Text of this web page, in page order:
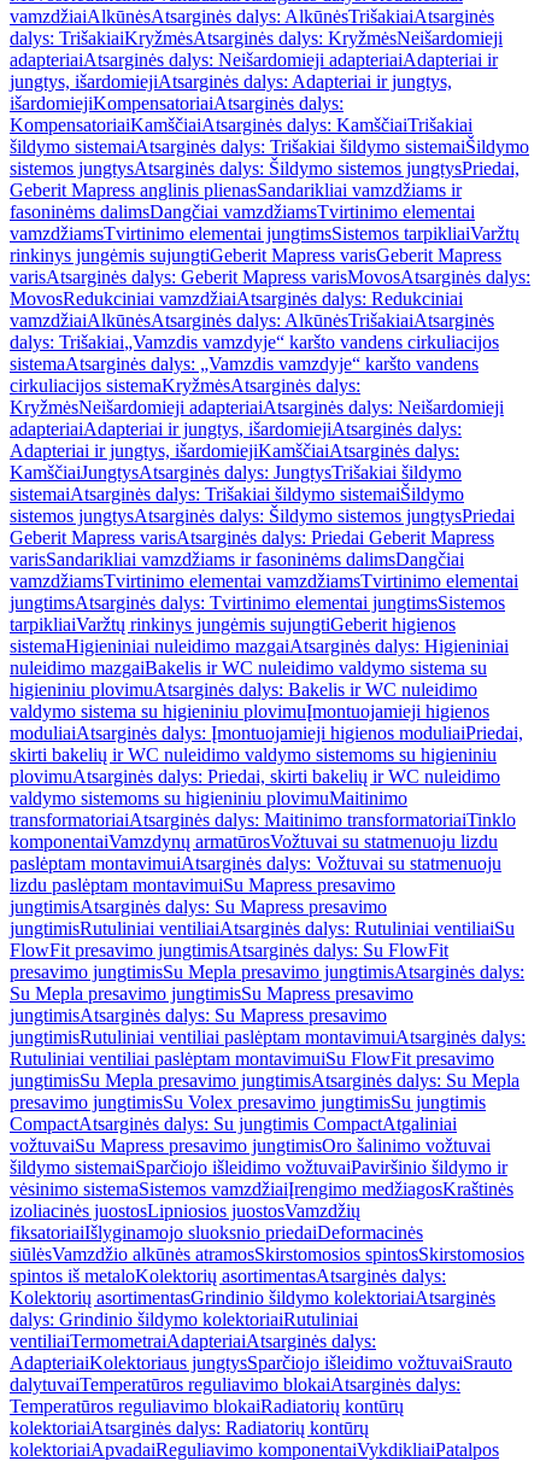
vamzdžiaiAlkūnėsAtsarginės dalys: AlkūnėsTrišakiaiAtsarginės
dalys: TrišakiaiKryžmėsAtsarginės dalys: KryžmėsNeišardomieji
adapteriaiAtsarginės dalys: Neišardomieji adapteriaiAdapteriai ir
jungtys, išardomiejiAtsarginės dalys: Adapteriai ir jungtys,
išardomiejiKompensatoriaiAtsarginės dalys:
KompensatoriaiKamščiaiAtsarginės dalys: KamščiaiTrišakiai
šildymo sistemaiAtsarginės dalys: Trišakiai šildymo sistemaiŠildymo
sistemos jungtysAtsarginės dalys: Šildymo sistemos jungtysPriedai,
Geberit Mapress anglinis plienasSandarikliai vamzdžiams ir
fasoninėms dalimsDangčiai vamzdžiamsTvirtinimo elementai
vamzdžiamsTvirtinimo elementai jungtimsSistemos tarpikliaiVaržtų
rinkinys jungėmis sujungtiGeberit Mapress varisGeberit Mapress
varisAtsarginės dalys: Geberit Mapress varisMovosAtsarginės dalys:
MovosRedukciniai vamzdžiaiAtsarginės dalys: Redukciniai
vamzdžiaiAlkūnėsAtsarginės dalys: AlkūnėsTrišakiaiAtsarginės
dalys: Trišakiai„Vamzdis vamzdyje“ karšto vandens cirkuliacijos
sistemaAtsarginės dalys: „Vamzdis vamzdyje“ karšto vandens
cirkuliacijos sistemaKryžmėsAtsarginės dalys:
KryžmėsNeišardomieji adapteriaiAtsarginės dalys: Neišardomieji
adapteriaiAdapteriai ir jungtys, išardomiejiAtsarginės dalys:
Adapteriai ir jungtys, išardomiejiKamščiaiAtsarginės dalys:
KamščiaiJungtysAtsarginės dalys: JungtysTrišakiai šildymo
sistemaiAtsarginės dalys: Trišakiai šildymo sistemaiŠildymo
sistemos jungtysAtsarginės dalys: Šildymo sistemos jungtysPriedai
Geberit Mapress varisAtsarginės dalys: Priedai Geberit Mapress
varisSandarikliai vamzdžiams ir fasoninėms dalimsDangčiai
vamzdžiamsTvirtinimo elementai vamzdžiamsTvirtinimo elementai
jungtimsAtsarginės dalys: Tvirtinimo elementai jungtimsSistemos
tarpikliaiVaržtų rinkinys jungėmis sujungtiGeberit higienos
sistemaHigieniniai nuleidimo mazgaiAtsarginės dalys: Higieniniai
nuleidimo mazgaiBakelis ir WC nuleidimo valdymo sistema su
higieniniu plovimuAtsarginės dalys: Bakelis ir WC nuleidimo
valdymo sistema su higieniniu plovimuĮmontuojamieji higienos
moduliaiAtsarginės dalys: Įmontuojamieji higienos moduliaiPriedai,
skirti bakelių ir WC nuleidimo valdymo sistemoms su higieniniu
plovimuAtsarginės dalys: Priedai, skirti bakelių ir WC nuleidimo
valdymo sistemoms su higieniniu plovimuMaitinimo
transformatoriaiAtsarginės dalys: Maitinimo transformatoriaiTinklo
komponentaiVamzdynų armatūrosVožtuvai su statmenuoju lizdu
paslėptam montavimuiAtsarginės dalys: Vožtuvai su statmenuoju
lizdu paslėptam montavimuiSu Mapress presavimo
jungtimisAtsarginės dalys: Su Mapress presavimo
jungtimisRutuliniai ventiliaiAtsarginės dalys: Rutuliniai ventiliaiSu
FlowFit presavimo jungtimisAtsarginės dalys: Su FlowFit
presavimo jungtimisSu Mepla presavimo jungtimisAtsarginės dalys:
Su Mepla presavimo jungtimisSu Mapress presavimo
jungtimisAtsarginės dalys: Su Mapress presavimo
jungtimisRutuliniai ventiliai paslėptam montavimuiAtsarginės dalys:
Rutuliniai ventiliai paslėptam montavimuiSu FlowFit presavimo
jungtimisSu Mepla presavimo jungtimisAtsarginės dalys: Su Mepla
presavimo jungtimisSu Volex presavimo jungtimisSu jungtimis
CompactAtsarginės dalys: Su jungtimis CompactAtgaliniai
vožtuvaiSu Mapress presavimo jungtimisOro šalinimo vožtuvai
šildymo sistemaiSparčiojo išleidimo vožtuvaiPaviršinio šildymo ir
vėsinimo sistemaSistemos vamzdžiaiĮrengimo medžiagosKraštinės
izoliacinės juostosLipniosios juostosVamzdžių
fiksatoriaiIšlyginamojo sluoksnio priedaiDeformacinės
siūlėsVamzdžio alkūnės atramosSkirstomosios spintosSkirstomosios
spintos iš metaloKolektorių asortimentasAtsarginės dalys:
Kolektorių asortimentasGrindinio šildymo kolektoriaiAtsarginės
dalys: Grindinio šildymo kolektoriaiRutuliniai
ventiliaiTermometraiAdapteriaiAtsarginės dalys:
AdapteriaiKolektoriaus jungtysSparčiojo išleidimo vožtuvaiSrauto
dalytuvaiTemperatūros reguliavimo blokaiAtsarginės dalys:
Temperatūros reguliavimo blokaiRadiatorių kontūrų
kolektoriaiAtsarginės dalys: Radiatorių kontūrų
kolektoriaiApvadaiReguliavimo komponentaiVykdikliaiPatalpos